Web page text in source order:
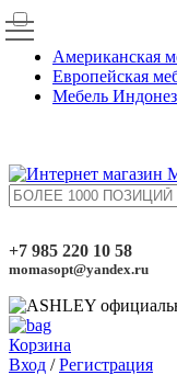
Американская
Европейская
Мебель
+7 985 220 10 58
momasopt@yandex.ru
Корзина
Вход /Регистрация